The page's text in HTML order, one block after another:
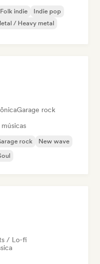
Folk indie
Indie pop
/ Heavy metal
Garage rock
rock
New wave
/ Lo-fi